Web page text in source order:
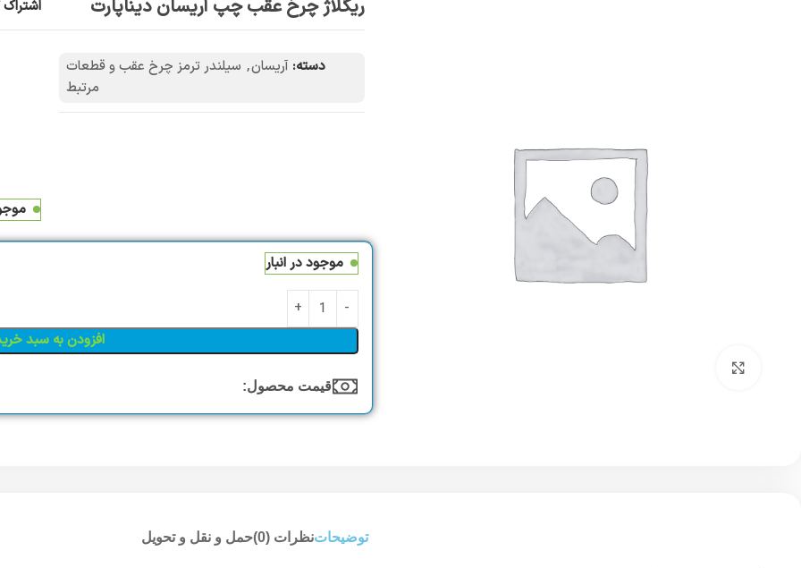
ریگلاژ چرخ عقب چپ آریسان دیناپارت
دسته: آریسان, سیلندر ترمز چرخ عقب و قطعات
مرتبط
موجود در انبار
افزودن به سبد
قیمت محصول:​
توضیحاتنظرات (0) حمل و نقل و تحویل